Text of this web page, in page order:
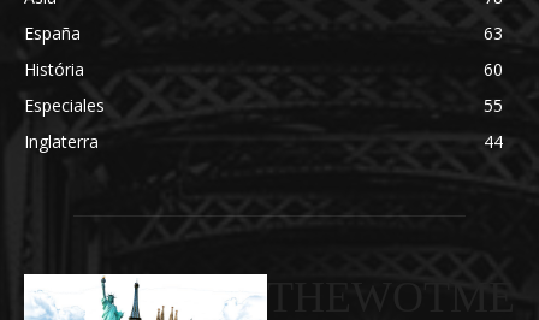
España
63
História
60
Especiales
55
Inglaterra
44